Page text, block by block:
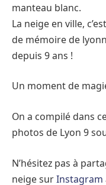
manteau blanc.
La neige en ville,
de mémoire de
depuis 9 ans !
Un moment de
On a compilé dans
photos de Lyon 9
N’hésitez pas à
neige surInstagram